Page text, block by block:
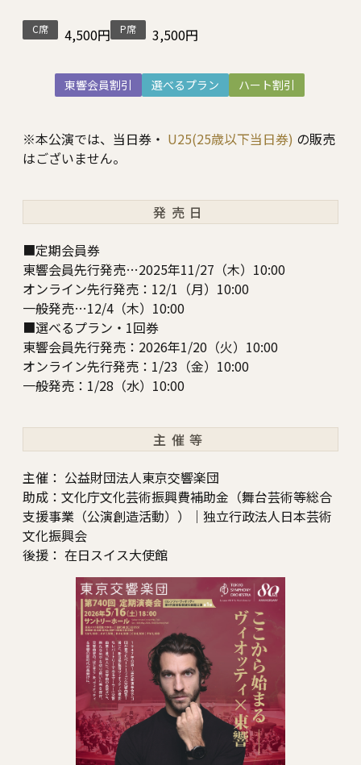
C席 4,500円 P席 3,500円
東響会員割引 選べるプラン ハート割引
※本公演では、当日券・ U25(25歳以下当日券) の販売
はございません。
発売日
■定期会員券
東響会員先行発売…2025年11/27（木）10:00
オンライン先行発売：12/1（月）10:00
一般発売…12/4（木）10:00
■選べるプラン・1回券
東響会員先行発売：2026年1/20（火）10:00
オンライン先行発売：1/23（金）10:00
一般発売：1/28（水）10:00
主催等
主催： 公益財団法人東京交響楽団
助成：文化庁文化芸術振興費補助金（舞台芸術等総合
支援事業（公演創造活動））｜独立行政法人日本芸術
文化振興会
後援： 在日スイス大使館